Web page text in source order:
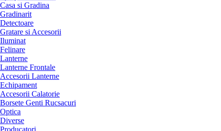
Casa si Gradina
Gradinarit
Detectoare
Gratare si Accesorii
Iluminat
Felinare
Lanterne
Lanterne Frontale
Accesorii Lanterne
Echipament
Accesorii Calatorie
Borsete Genti Rucsacuri
Optica
Diverse
Producatori